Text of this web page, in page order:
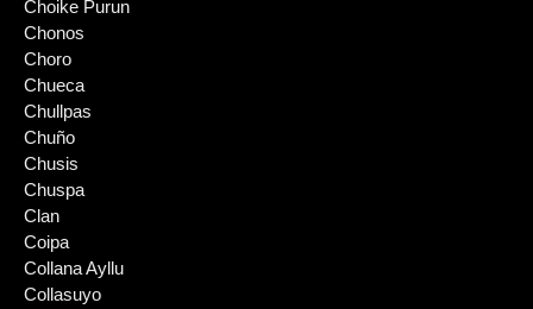
Choike Purun
Chonos
Choro
Chueca
Chullpas
Chuño
Chusis
Chuspa
Clan
Coipa
Collana Ayllu
Collasuyo